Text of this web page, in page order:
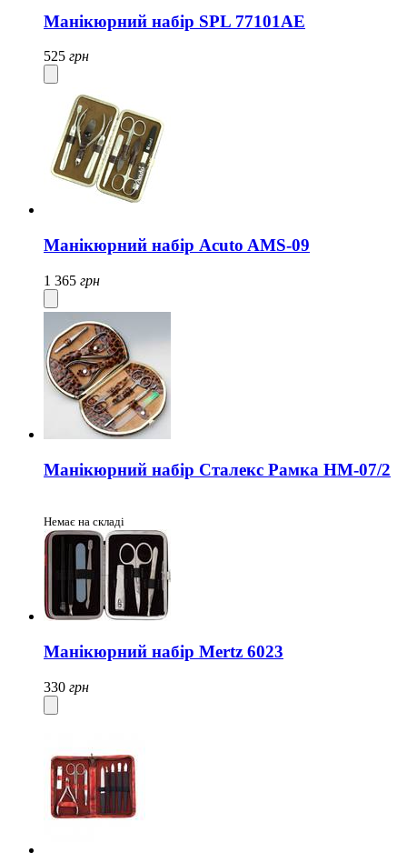
Манікюрний набір SPL 77101AE
525 грн
Манікюрний набір Acuto AMS-09
1 365 грн
Манікюрний набір Сталекс Рамка НМ-07/2
Немає на складі
Манікюрний набір Mertz 6023
330 грн